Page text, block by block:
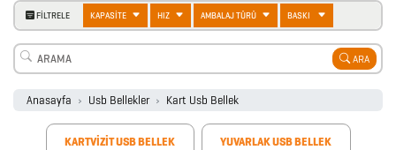
2026
PROMOSYON
AJANDA
FİLTRELE KAPASİTE HIZ AMBALAJ TÜRÜ BASKI
ARA
Anasayfa Usb Bellekler Kart Usb Bellek
KARTVİZİT USB BELLEK YUVARLAK USB BELLEK